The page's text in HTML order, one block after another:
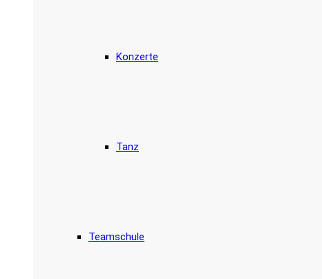
Konzerte
Tanz
Teamschule